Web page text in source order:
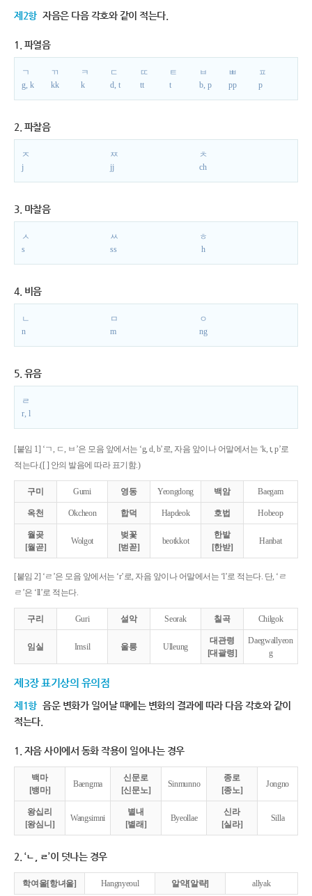
제2항 자음은 다음 각호와 같이 적는다.
1. 파열음
ㄱ
g, k
ㄲ
kk
ㅋ
k
ㄷ
d, t
ㄸ
tt
ㅌ
t
ㅂ
b, p
ㅃ
pp
ㅍ
p
2. 파찰음
ㅈ
j
ㅉ
jj
ㅊ
ch
3. 마찰음
ㅅ
s
ㅆ
ss
ㅎ
h
4. 비음
ㄴ
n
ㅁ
m
ㅇ
ng
5. 유음
ㄹ
r, l
[붙임 1] ‘ㄱ, ㄷ, ㅂ’은 모음 앞에서는 ‘g, d, b’로, 자음 앞이나 어말에서는 ‘k, t, p’로
적는다.([ ] 안의 발음에 따라 표기함.)
구미 Gumi 영동 Yeongdong 백암 Baegam
옥천 Okcheon 합덕 Hapdeok 호법 Hobeop
월곶
[월곧]
Wolgot
벚꽃
[벋꼳]
beotkkot
한밭
[한받]
Hanbat
[붙임 2] ‘ㄹ’은 모음 앞에서는 ‘r’로, 자음 앞이나 어말에서는 ‘l’로 적는다. 단, ‘ㄹ
ㄹ’은 ‘ll’로 적는다.
구리 Guri 설악 Seorak 칠곡 Chilgok
임실 Imsil 울릉 Ulleung
대관령
[대괄령]
Daegwallyeon
g
제3장 표기상의 유의점
제1항 음운 변화가 일어날 때에는 변화의 결과에 따라 다음 각호와 같이
적는다.
1. 자음 사이에서 동화 작용이 일어나는 경우
백마
[뱅마]
Baengma
신문로
[신문노]
Sinmunno
종로
[종노]
Jongno
왕십리
[왕심니]
Wangsimni
별내
[별래]
Byeollae
신라
[실라]
Silla
2. ‘ㄴ, ㄹ’이 덧나는 경우
학여울[항녀울] Hangnyeoul 알약[알략] allyak